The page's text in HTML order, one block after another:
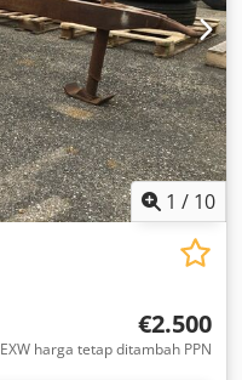
1 / 10
€2.500
EXW harga tetap ditambah PPN